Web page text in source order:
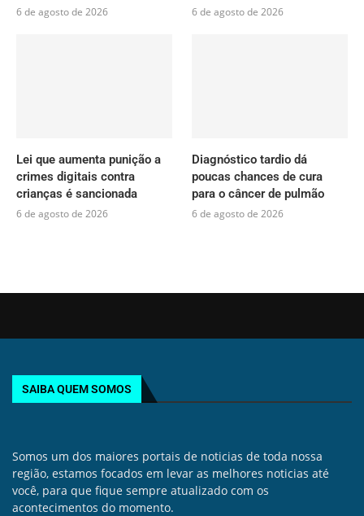
6 de agosto de 2026 6 de agosto de 2026
Lei que aumenta punição a
crimes digitais contra
crianças é sancionada
6 de agosto de 2026
Diagnóstico tardio dá
poucas chances de cura
para o câncer de pulmão
6 de agosto de 2026
SAIBA QUEM SOMOS
Somos um dos maiores portais de noticias de toda nossa
região, estamos focados em levar as melhores noticias até
você, para que fique sempre atualizado com os
acontecimentos do momento.